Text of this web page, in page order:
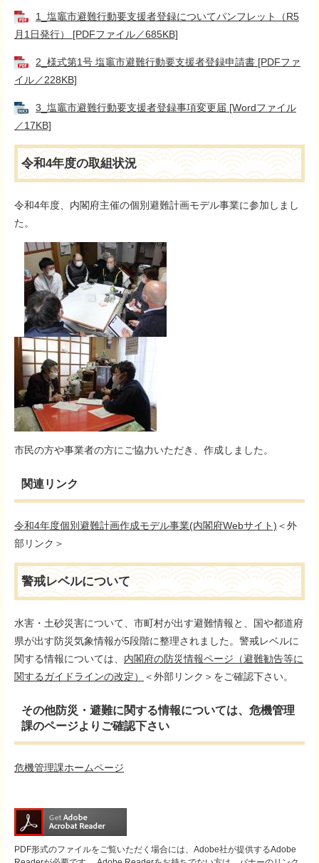
1_塩竈市避難行動要支援者登録についてパンフレット（R5
月1日発行） [PDFファイル／685KB]
2_様式第1号 塩竈市避難行動要支援者登録申請書 [PDFファ
イル／228KB]
3_塩竈市避難行動要支援者登録事項変更届 [Wordファイル
／17KB]
令和4年度の取組状況
令和4年度、内閣府主催の個別避難計画モデル事業に参加しまし
た。
市民の方や事業者の方にご協力いただき、作成しました。
関連リンク
令和4年度個別避難計画作成モデル事業​(内閣府Webサイト) ＜外
部リンク＞
警戒レベルについて
水害・土砂災害について、市町村が出す避難情報と、国や都道府
県が出す防災気象情報が5段階に整理されました。警戒レベルに
関する情報については、 内閣府の防災情報ページ（避難勧告等に
関するガイドラインの改定）
＜外部リンク＞ をご確認下さい。
その他防災・避難に関する情報については、危機管理
課のページよりご確認下さい
危機管理課ホームページ
PDF形式のファイルをご覧いただく場合には、Adobe社が提供するAdobe